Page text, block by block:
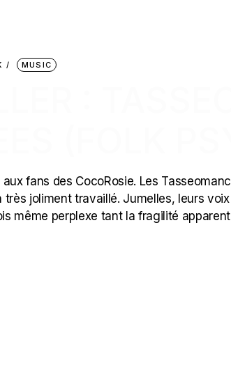
MUSIC
fans des CocoRosie. Les
joliment travaillé. Jumelles, leurs
même perplexe tant la fragilité